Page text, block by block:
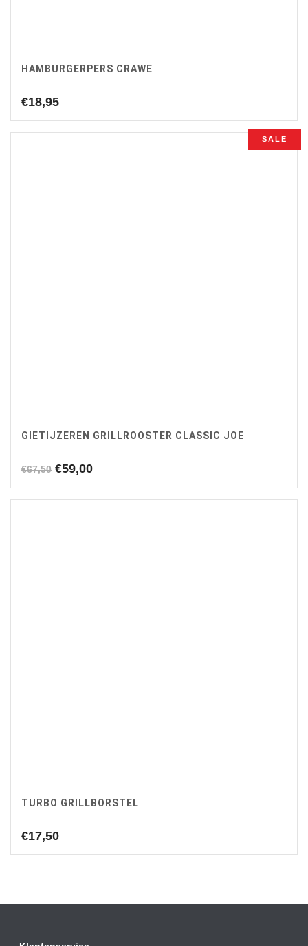
HAMBURGERPERS CRAWE
€18,95
SALE
GIETIJZEREN GRILLROOSTER CLASSIC JOE
€67,50 Oorspronkelijke
was:
€59,00Huidige
is:
TURBO GRILLBORSTEL
€17,50